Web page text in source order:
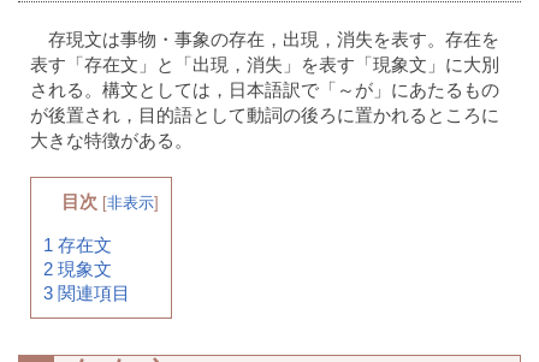
存現文は事物・事象の存在，出現，消失を表す。存在を
表す「存在文」と「出現，消失」を表す「現象文」に大別
される。構文としては，日本語訳で「～が」にあたるもの
が後置され，目的語として動詞の後ろに置かれるところに
大きな特徴がある。
目次 [非表示]
1 存在文
2 現象文
3 関連項目